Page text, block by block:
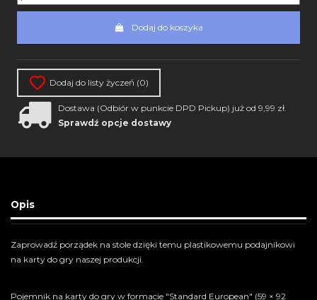
Dodaj do koszyka
Dodaj do listy życzeń (0)
Dostawa (Odbiór w punkcie DPD Pickup) już od 9,99 zł.
Sprawdź opcje dostawy
Opis
Zaprowadź porządek na stole dzięki temu plastikowemu podajnikowi
na karty do gry naszej produkcji.
Pojemnik na karty do gry w formacie "Standard European" (59 × 92